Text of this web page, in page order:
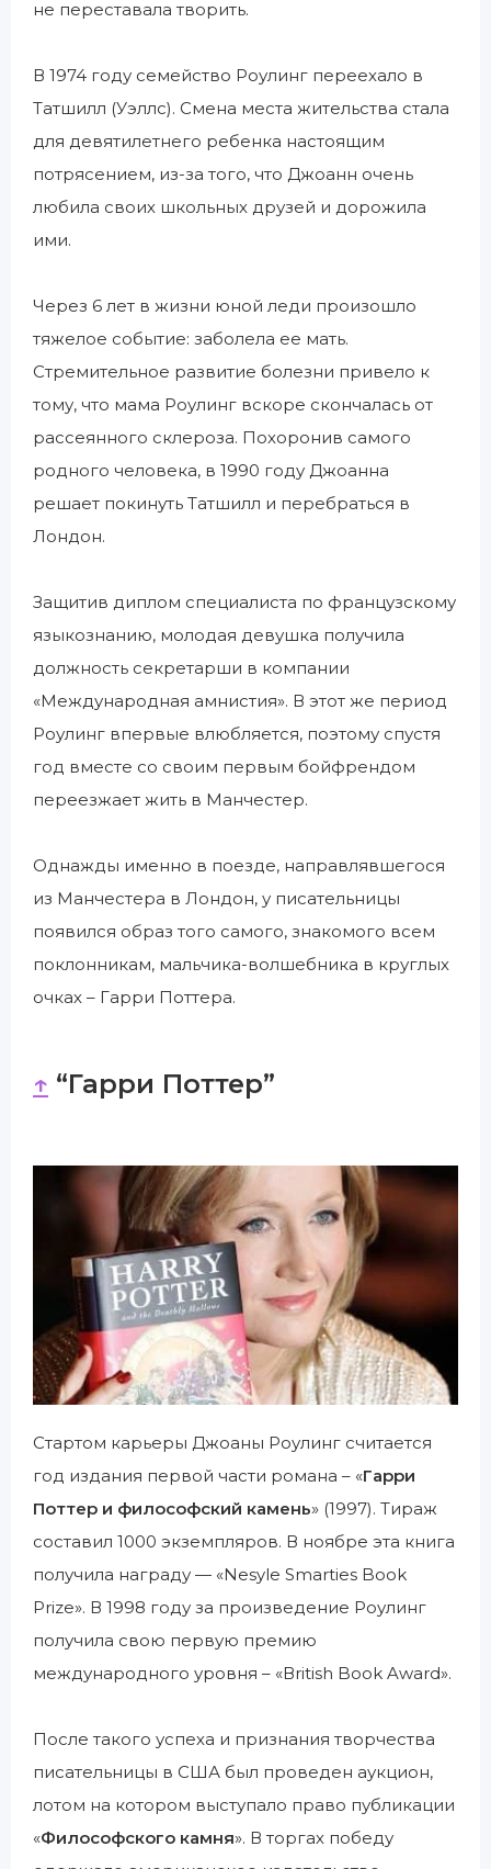
не переставала творить.
В 1974 году семейство Роулинг переехало в
Татшилл (Уэллс). Смена места жительства стала
для девятилетнего ребенка настоящим
потрясением, из-за того, что Джоанн очень
любила своих школьных друзей и дорожила
ими.
Через 6 лет в жизни юной леди произошло
тяжелое событие: заболела ее мать.
Стремительное развитие болезни привело к
тому, что мама Роулинг вскоре скончалась от
рассеянного склероза. Похоронив самого
родного человека, в 1990 году Джоанна
решает покинуть Татшилл и перебраться в
Лондон.
Защитив диплом специалиста по французскому
языкознанию, молодая девушка получила
должность секретарши в компании
«Международная амнистия». В этот же период
Роулинг впервые влюбляется, поэтому спустя
год вместе со своим первым бойфрендом
переезжает жить в Манчестер.
Однажды именно в поезде, направлявшегося
из Манчестера в Лондон, у писательницы
появился образ того самого, знакомого всем
поклонникам, мальчика-волшебника в круглых
очках – Гарри Поттера.
↑ “Гарри Поттер”
Стартом карьеры Джоаны Роулинг считается
год издания первой части романа – «Гарри
Поттер и философский камень» (1997). Тираж
составил 1000 экземпляров. В ноябре эта книга
получила награду — «Nesyle Smarties Book
Prize». В 1998 году за произведение Роулинг
получила свою первую премию
международного уровня – «Вritish Book Award».
После такого успеха и признания творчества
писательницы в США был проведен аукцион,
лотом на котором выступало право публикации
«Философского камня». В торгах победу